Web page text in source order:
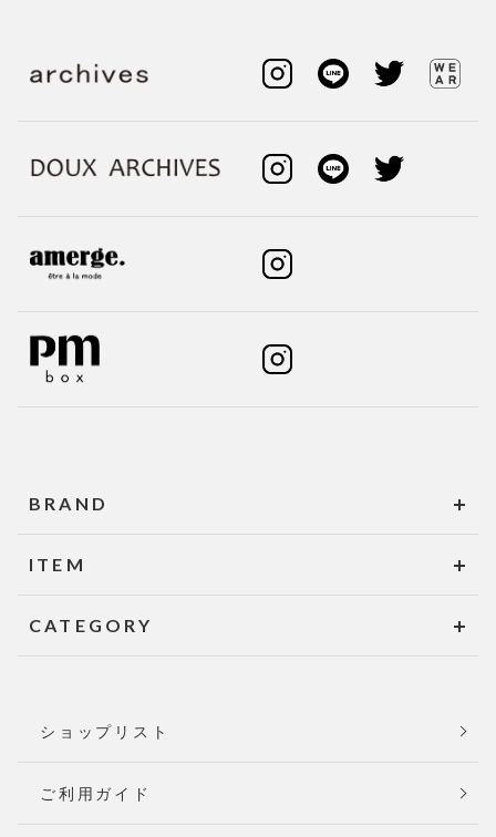
BRAND
ITEM
CATEGORY
ショップリスト
ご利用ガイド